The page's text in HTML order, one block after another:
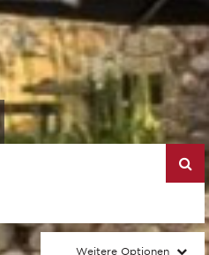
Weitere Optionen